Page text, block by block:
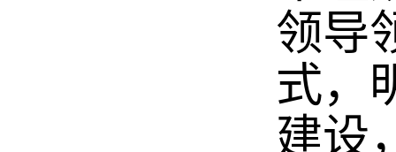
领导
式，
建设